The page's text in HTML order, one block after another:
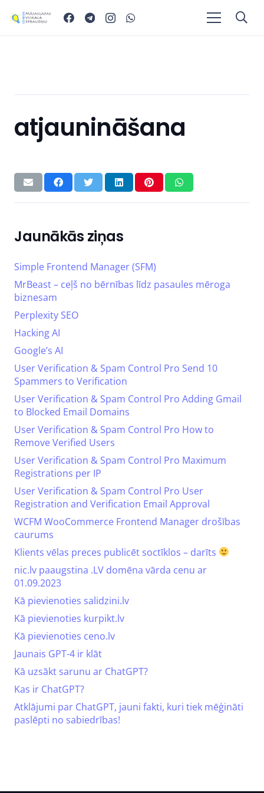
atjaunināšana
Jaunākās ziņas
Simple Frontend Manager (SFM)
MrBeast – ceļš no bērnības līdz pasaules mēroga
biznesam
Perplexity SEO
Hacking AI
Google’s AI
User Verification & Spam Control Pro Send 10
Spammers to Verification
User Verification & Spam Control Pro Adding Gmail
to Blocked Email Domains
User Verification & Spam Control Pro How to
Remove Verified Users
User Verification & Spam Control Pro Maximum
Registrations per IP
User Verification & Spam Control Pro User
Registration and Verification Email Approval
WCFM WooCommerce Frontend Manager drošības
caurums
Klients vēlas preces publicēt soctīklos – darīts
nic.lv paaugstina .LV domēna vārda cenu ar
01.09.2023
Kā pievienoties salidzini.lv
Kā pievienoties kurpikt.lv
Kā pievienoties ceno.lv
Jaunais GPT-4 ir klāt
Kā uzsākt sarunu ar ChatGPT?
Kas ir ChatGPT?
Atklājumi par ChatGPT, jauni fakti, kuri tiek mēģināti
paslēpti no sabiedrības!